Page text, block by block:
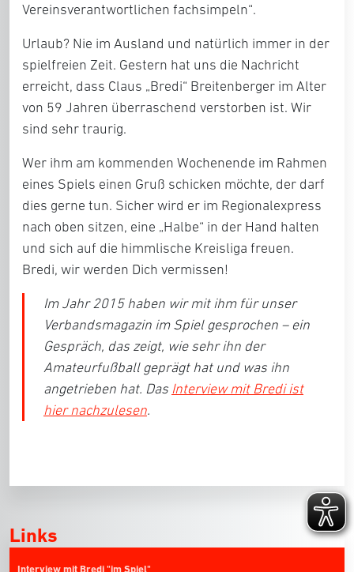
Vereinsverantwortlichen fachsimpeln“.
Urlaub? Nie im Ausland und natürlich immer in der
spielfreien Zeit. Gestern hat uns die Nachricht
erreicht, dass Claus „Bredi“ Breitenberger im Alter
von 59 Jahren überraschend verstorben ist. Wir
sind sehr traurig.
Wer ihm am kommenden Wochenende im Rahmen
eines Spiels einen Gruß schicken möchte, der darf
dies gerne tun. Sicher wird er im Regionalexpress
nach oben sitzen, eine „Halbe“ in der Hand halten
und sich auf die himmlische Kreisliga freuen.
Bredi, wir werden Dich vermissen!
Im Jahr 2015 haben wir mit ihm für unser
Verbandsmagazin im Spielgesprochen – ein
Gespräch, das zeigt, wie sehr ihn der
Amateurfußball geprägt hat und was ihn
angetrieben hat. Das Interview mit Bredi ist
hier nachzulesen.
Links
Interview mit Bredi "im Spiel"